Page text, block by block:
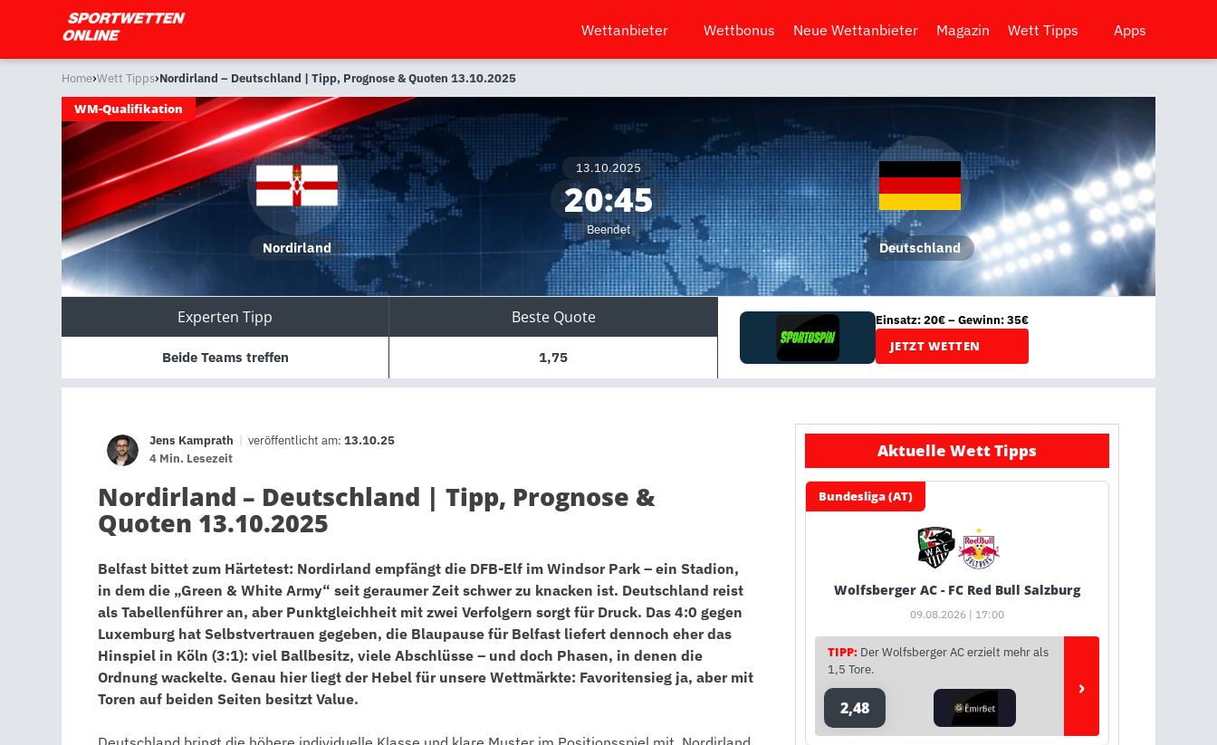
Wettanbieter Wettbonus Neue Wettanbieter Magazin Wett Tipps Apps
Home›Wett Tipps›Nordirland – Deutschland | Tipp, Prognose & Quoten 13.10.2025
WM-Qualifikation
Nordirland
13.10.2025
20:45
Beendet
Deutschland
Experten Tipp Beste Quote
Beide Teams treffen 1,75
Einsatz: 20€ – Gewinn: 35€
JETZT WETTEN
Jens Kamprath | veröffentlicht am: 13.10.25
4 Min. Lesezeit
Nordirland – Deutschland | Tipp, Prognose &
Quoten 13.10.2025
Belfast bittet zum Härtetest: Nordirland empfängt die DFB-Elf im Windsor Park – ein Stadion,
in dem die „Green & White Army“ seit geraumer Zeit schwer zu knacken ist. Deutschland reist
als Tabellenführer an, aber Punktgleichheit mit zwei Verfolgern sorgt für Druck. Das 4:0 gegen
Luxemburg hat Selbstvertrauen gegeben, die Blaupause für Belfast liefert dennoch eher das
Hinspiel in Köln (3:1): viel Ballbesitz, viele Abschlüsse – und doch Phasen, in denen die
Ordnung wackelte. Genau hier liegt der Hebel für unsere Wettmärkte: Favoritensieg ja, aber mit
Toren auf beiden Seiten besitzt Value.
Aktuelle Wett Tipps
Bundesliga (AT)
Wolfsberger AC - FC Red Bull Salzburg
09.08.2026 | 17:00
TIPP: Der Wolfsberger AC erzielt mehr als
1,5 Tore.
2,48
›